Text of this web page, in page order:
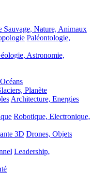
Sauvage, Nature, Animaux
Paléontologie,
Astronomie,
Planète
Architecture, Energies
Robotique, Electronique,
3D Drones, Objets
Leadership,